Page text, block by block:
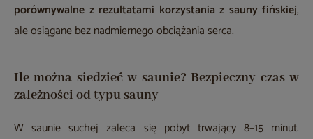
porównywalne z rezultatami korzystania z sauny fińskiej,
ale osiągane bez nadmiernego obciążania serca.
Ile można siedzieć w saunie? Bezpieczny czas w
zależności od typu sauny
W saunie suchej zaleca się pobyt trwający 8–15 minut.